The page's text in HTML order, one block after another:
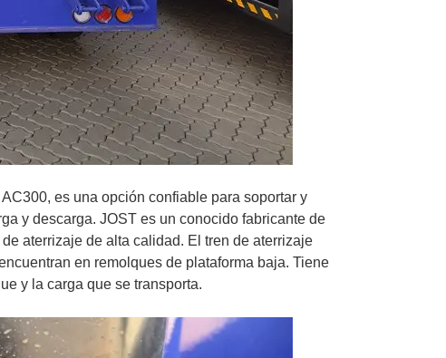
es una opción confiable para soportar y
y descarga. JOST es un conocido fabricante de
aterrizaje de alta calidad. El tren de aterrizaje
en remolques de plataforma baja. Tiene
y la carga que se transporta.